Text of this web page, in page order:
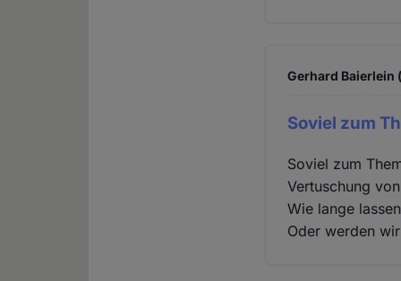
Gerhard
Soviel zum
Soviel zum
Vertuschung
Wie lange
Oder werden